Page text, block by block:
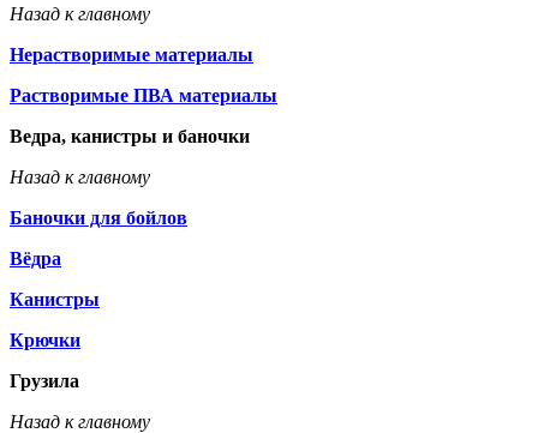
Назад к главному
Нерастворимые материалы
Растворимые ПВА материалы
Ведра, канистры и баночки
Назад к главному
Баночки для бойлов
Вёдра
Канистры
Крючки
Грузила
Назад к главному